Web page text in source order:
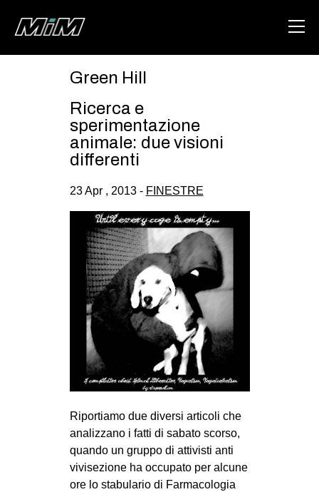
ABOUT
CSOA LAMBRETTA
MSM
STUDENTI TSUNAMI
ZAM
MILANO
MOBILITAZIONI
SPAZI
MOVIMENTI
AMBIENTE
ANTIFASCISMO
Green Hill
Ricerca e
sperimentazione
animale: due visioni
differenti
23 Apr , 2013 - FINESTRE
Riportiamo due diversi articoli che
analizzano i fatti di sabato scorso,
quando un gruppo di attivisti anti
vivisezione ha occupato per alcune
ore lo stabulario di Farmacologia